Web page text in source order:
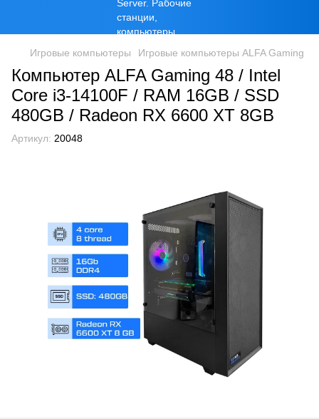
Игровые компьютеры Игровые компьютеры ALFA Gaming
Компьютер ALFA Gaming 48 / Intel
Core i3-14100F / RAM 16GB / SSD
480GB / Radeon RX 6600 XT 8GB
Артикул: 20048